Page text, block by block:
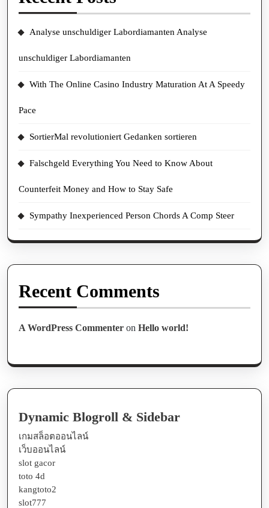
Analyse unschuldiger Labordiamanten Analyse
unschuldiger Labordiamanten
With The Online Casino Industry Maturation At A Speedy
Pace
SortierMal revolutioniert Gedanken sortieren
Falschgeld Everything You Need to Know About
Counterfeit Money and How to Stay Safe
Sympathy Inexperienced Person Chords A Comp Steer
Recent Comments
A WordPress Commenter on Hello world!
Dynamic Blogroll & Sidebar
เกมสล็อตออนไลน์
เว็บออนไลน์
slot gacor
toto 4d
kangtoto2
slot777